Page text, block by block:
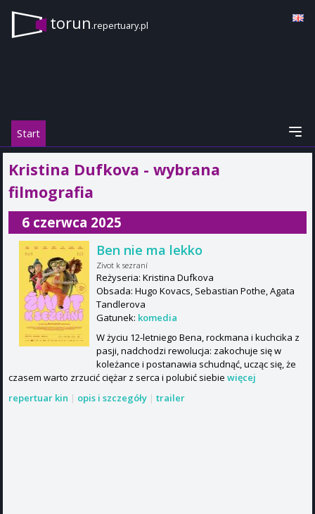
torun.repertuary.pl
Start
Kristina Dufkova - wybrana
filmografia
6 czerwca 2025
Ben nie ma lekko
Zivot k sezraní
Reżyseria: Kristina Dufkova
Obsada: Hugo Kovacs, Sebastian Pothe, Agata
Tandlerova
Gatunek: komedia
W życiu 12-letniego Bena, rockmana i kuchcika z
pasji, nadchodzi rewolucja: zakochuje się w
koleżance i postanawia schudnąć, ucząc się, że
czasem warto zrzucić ciężar z serca i polubić siebie więcej
repertuar kin | opis i szczegóły | trailer